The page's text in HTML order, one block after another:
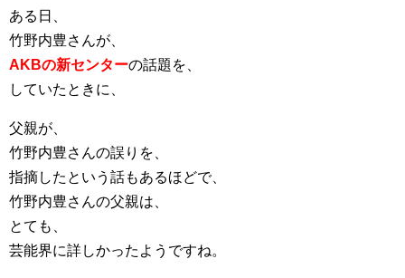
ある日、
竹野内豊さんが、
AKBの新センターの話題を、
していたときに、
父親が、
竹野内豊さんの誤りを、
指摘したという話もあるほどで、
竹野内豊さんの父親は、
とても、
芸能界に詳しかったようですね。